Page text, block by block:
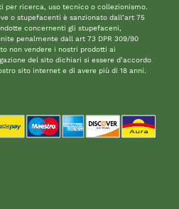
per ricerca, uso tecnico o collezionismo.
o stupefacenti è sanzionato dall’art 75
concernenti gli stupefaceni,
penalmente dall art 73 DPR 309/90
non vendere i nostri prodotti ai
del sito dichiari si essere d’accordo
sito internet e di avere più di 18 anni.